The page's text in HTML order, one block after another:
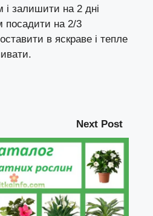
і залишити на 2 дні
посадити на 2/3
в яскраве і тепле
Next Post